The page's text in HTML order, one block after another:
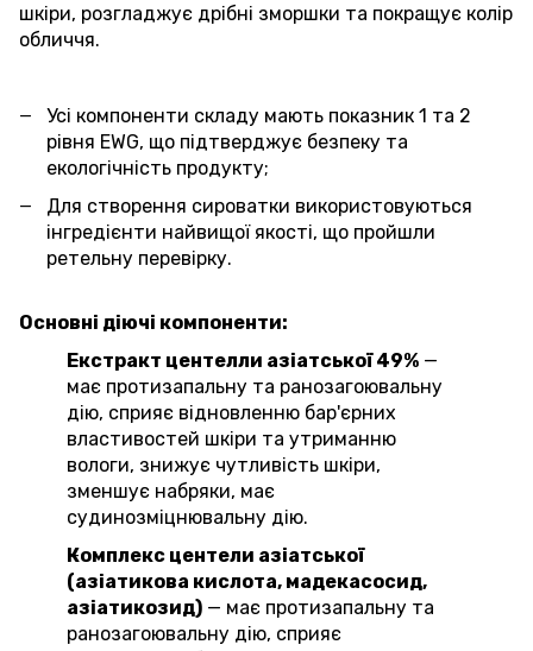
шкіри, розгладжує дрібні зморшки та покращує колір
обличчя.
Усі компоненти складу мають показник 1 та 2
рівня EWG, що підтверджує безпеку та
екологічність продукту;
Для створення сироватки використовуються
інгредієнти найвищої якості, що пройшли
ретельну перевірку.
Основні діючі компоненти:
Екстракт центелли азіатської 49% —
має протизапальну та ранозагоювальну
дію, сприяє відновленню бар'єрних
властивостей шкіри та утриманню
вологи, знижує чутливість шкіри,
зменшує набряки, має
судинозміцнювальну дію.
Комплекс центели азіатської
(азіатикова кислота, мадекасосид,
азіатикозид) — має протизапальну та
ранозагоювальну дію, сприяє